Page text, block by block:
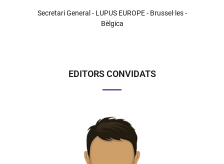
Secretari General - LUPUS EUROPE - Brussel·les -
Bèlgica
EDITORS CONVIDATS